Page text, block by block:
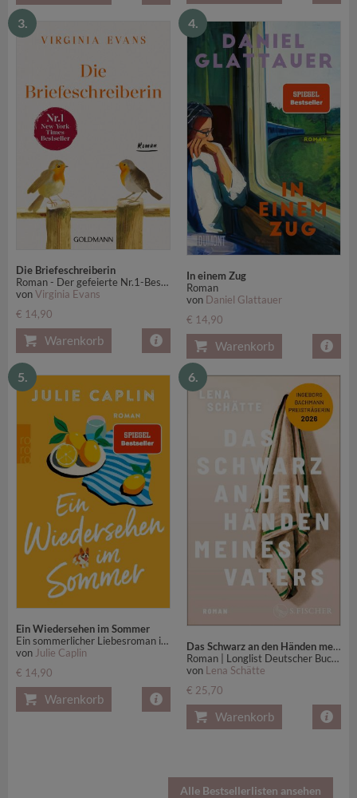
3.
Die Briefeschreiberin
Roman - Der gefeierte Nr.1-Bestseller der New York Times jetzt erstmals im Taschenbuch - ausgezeichnet mit dem "Women's Prize for Fiction"
vonVirginia Evans
€ 14,90
Warenkorb
4.
In einem Zug
Roman
von Daniel Glattauer
€ 14,90
Warenkorb
5.
Ein Wiedersehen im Sommer
Ein sommerlicher Liebesroman in der englischen Countryside
von Julie Caplin
€ 14,90
Warenkorb
6.
Das Schwarz an den Händen meines Vaters
Roman | Longlist Deutscher Buchpreis 2025
von Lena Schätte
€ 25,70
Warenkorb
Alle Bestsellerlisten ansehen